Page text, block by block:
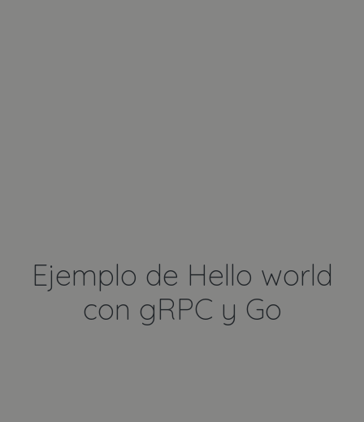
Ejemplo de Hello world
con gRPC y Go